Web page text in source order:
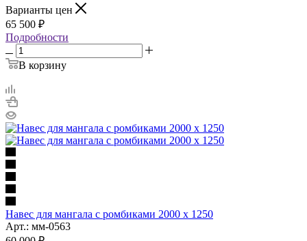
Варианты цен
65 500 ₽
Подробности
В корзину
Навес для мангала с ромбиками 2000 х 1250
Арт.: мм-0563